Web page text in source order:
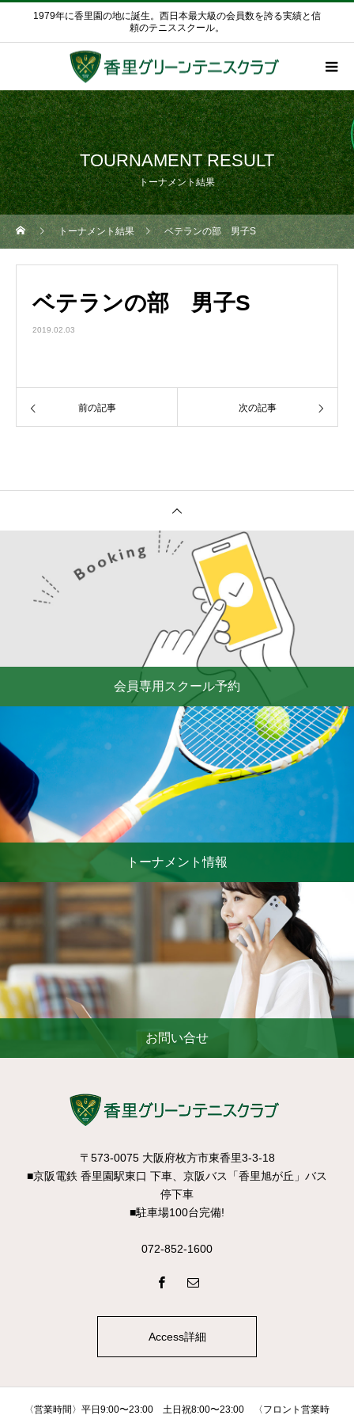
1979年に香里園の地に誕生。西日本最大級の会員数を誇る実績と信
頼のテニススクール。
TOURNAMENT RESULT
トーナメント結果
トーナメント結果 ベテランの部 男子S
ベテランの部 男子S
2019.02.03
前の記事 次の記事
会員専用スクール予約
トーナメント情報
お問い合せ
〒573-0075 大阪府枚方市東香里3-3-18
■京阪電鉄 香里園駅東口 下車、京阪バス「香里旭が丘」バス
停下車
■駐車場100台完備!
072-852-1600
Access詳細
〈営業時間〉平日9:00〜23:00 土日祝8:00〜23:00 〈フロント営業時